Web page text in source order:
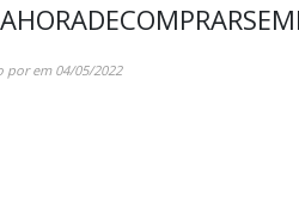
porem 04/05/2022